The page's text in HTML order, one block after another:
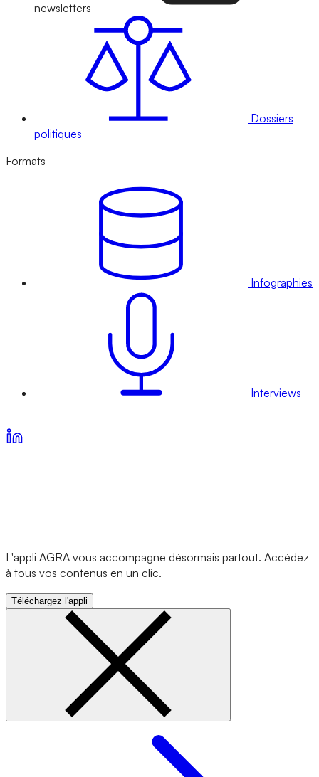
newsletters
Dossiers
politiques
Formats
Infographies
Interviews
L'appli AGRA vous accompagne désormais partout. Accédez
à tous vos contenus en un clic.
Téléchargez l'appli